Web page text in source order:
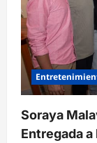
t
r
a
d
a
s
Soraya
Entregada